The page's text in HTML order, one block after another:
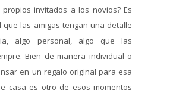
invitados a los novios? Es
que las amigas tengan una detalle
algo personal, algo que las
Bien de manera individual o
en un regalo original para esa
casa es otro de esos momentos